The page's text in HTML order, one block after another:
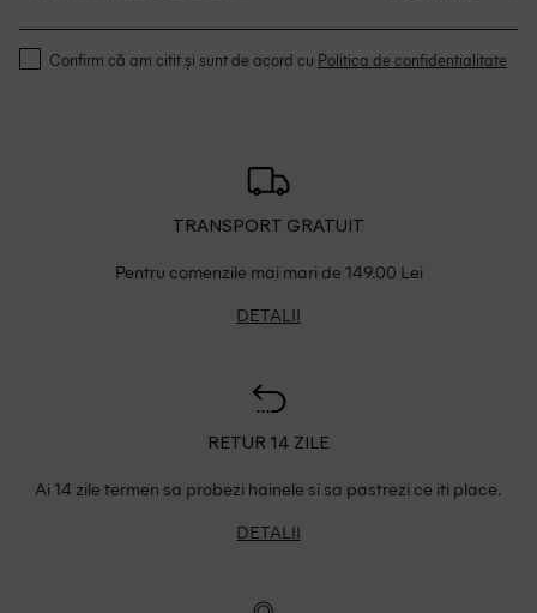
Confirm că am citit și sunt de acord cu Politica de confidentialitate
TRANSPORT GRATUIT
Pentru comenzile mai mari de 149.00 Lei
DETALII
RETUR 14 ZILE
Ai 14 zile termen sa probezi hainele si sa pastrezi ce iti place.
DETALII